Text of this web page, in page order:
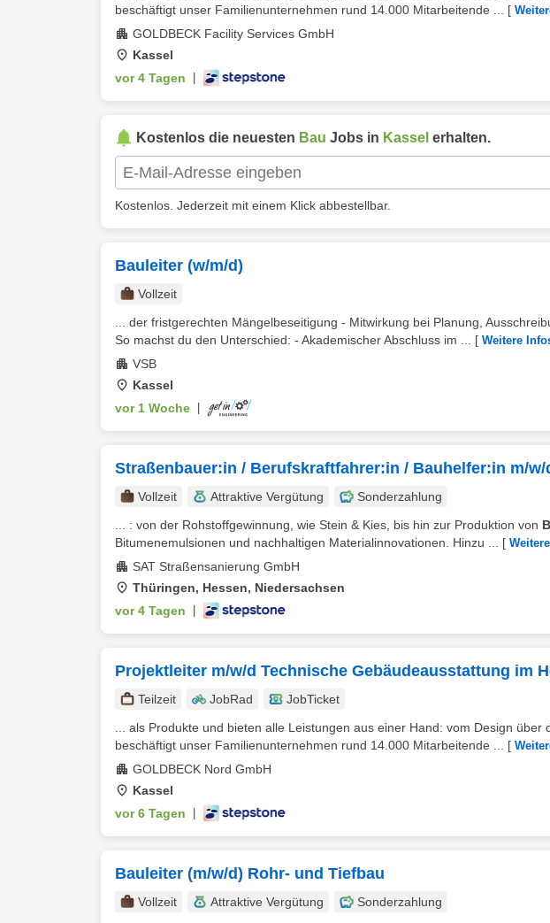
beschäftigt unser Familienunternehmen rund 14.000 Mitarbeitende ...
[
GOLDBECK Facility Services GmbH
Kassel
vor 4 Tagen
Kostenlos die neuesten Bau Jobs in Kassel erhalten.
Kostenlos. Jederzeit mit einem Klick abbestellbar.
Bauleiter (w/m/d)
Vollzeit
... der fristgerechten Mängelbeseitigung - Mitwirkung bei Planung,
So machst du den Unterschied: - Akademischer Abschluss im ...
[ Weitere
VSB
Kassel
vor 1 Woche
Straßenbauer:in / Berufskraftfahrer:in / Bauhelfer:in m/
Vollzeit Attraktive Vergütung
Sonderzahlung
... : von der Rohstoffgewinnung, wie Stein & Kies, bis hin zur Produktion von
Bitumenemulsionen und nachhaltigen Materialinnovationen. Hinzu ...
[
SAT Straßensanierung GmbH
Thüringen, Hessen, Niedersachsen
vor 4 Tagen
Projektleiter m/w/d Technische Gebäudeausstattung im
Teilzeit JobRad
JobTicket
... als Produkte und bieten alle Leistungen aus einer Hand: vom Design über
beschäftigt unser Familienunternehmen rund 14.000 Mitarbeitende ...
[
GOLDBECK Nord GmbH
Kassel
vor 6 Tagen
Bauleiter (m/w/d) Rohr- und Tiefbau
Vollzeit Attraktive Vergütung Sonderzahlung